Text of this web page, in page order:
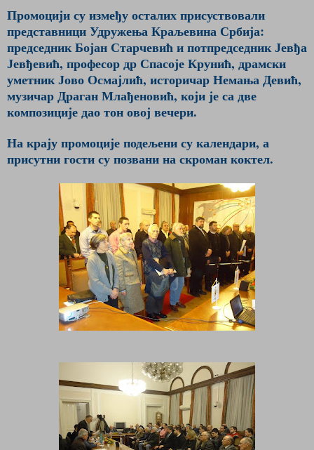
Промоцији су између осталих присуствовали
представници Удружења Краљевина Србија:
председник Бојан Старчевић и потпредседник Јевђа
Јевђевић, професор др Спасоје Крунић, драмски
уметник Јово Осмајлић, историчар Немања Девић,
музичар Драган Млађеновић, који је са две
композиције дао тон овој вечери.
На крају промоције подељени су календари, а
присутни гости су позвани на скроман коктел.